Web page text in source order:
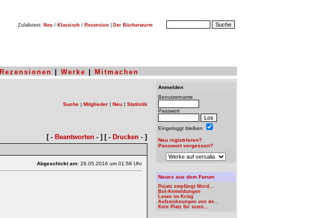
Zufallstext: Neu / Klassisch / Rezension Der Bücherwurm
Rezensionen Werke Mitmachen
Suche | Mitglieder | Neu | Statistik
[ - Beantworten - ] [ - Drucken - ]
Abgeschickt am: 26.05.2016 um 01:58 Uhr
Anmelden
Benutzername
Passwort
Eingeloggt bleiben
Neu registrieren?
Passwort vergessen?
Neues aus dem Forum
Pojatz empfängt Mord...
Bot-Anmeldungen
Lesen im Krieg
Aufzeichnungen von de...
Kein Platz für szeni...